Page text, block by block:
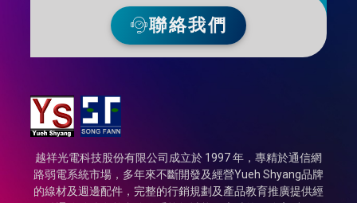
聯絡我們
越祥光電科技股份有限公司成立於 1997 年，專精於通信網
路弱電系統市場，多年來不斷開發及經營Yueh Shyang品牌
的線材及週邊配件，完整的行銷規劃及產品教育推廣提供經